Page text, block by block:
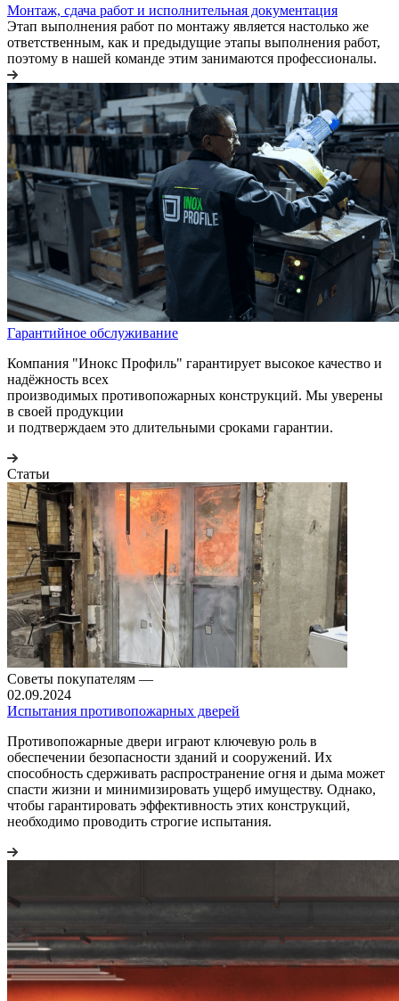
Монтаж, сдача работ и исполнительная документация
Этап выполнения работ по монтажу является настолько же
ответственным, как и предыдущие этапы выполнения работ,
поэтому в нашей команде этим занимаются профессионалы.
Гарантийное обслуживание
Компания "Инокс Профиль" гарантирует высокое качество и
надёжность всех
производимых противопожарных конструкций. Мы уверены
в своей продукции
и подтверждаем это длительными сроками гарантии.
Статьи
Советы покупателям —
02.09.2024
Испытания противопожарных дверей
Противопожарные двери играют ключевую роль в
обеспечении безопасности зданий и сооружений. Их
способность сдерживать распространение огня и дыма может
спасти жизни и минимизировать ущерб имуществу. Однако,
чтобы гарантировать эффективность этих конструкций,
необходимо проводить строгие испытания.